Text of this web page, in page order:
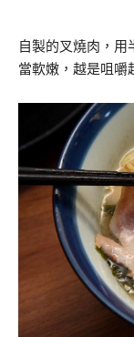
自製的叉燒肉，用
當軟嫩，越是咀嚼